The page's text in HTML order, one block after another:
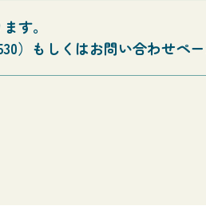
す。
）もしくはお問い合わせペ